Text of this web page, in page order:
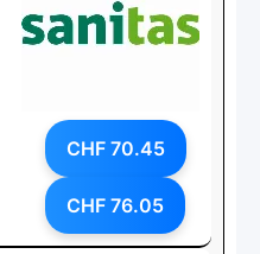
CHF 70.45
CHF 76.05